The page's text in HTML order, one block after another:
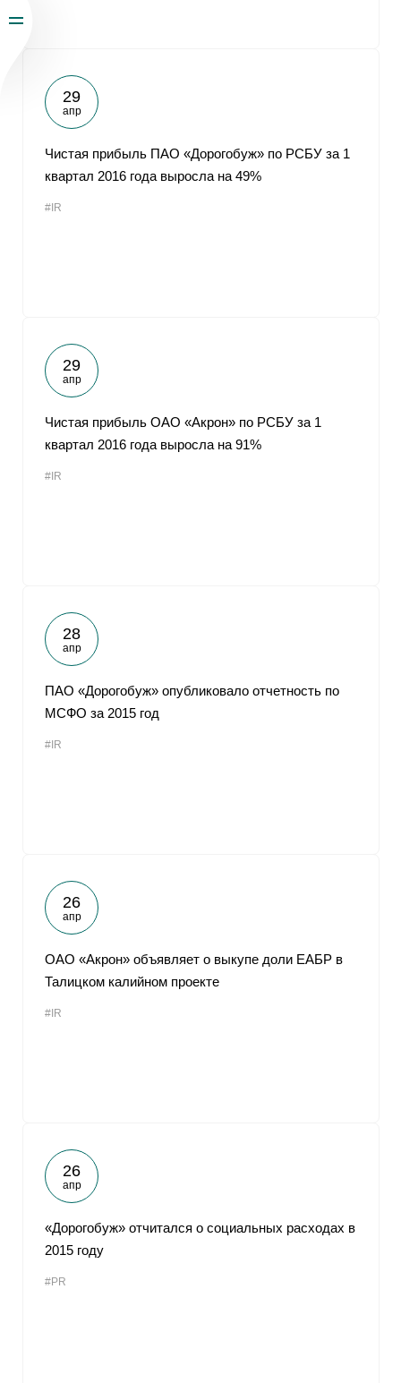
29
апр
Чистая прибыль ПАО «Дорогобуж» по РСБУ за 1
квартал 2016 года выросла на 49%
#IR
29
апр
Чистая прибыль ОАО «Акрон» по РСБУ за 1
квартал 2016 года выросла на 91%
#IR
28
апр
ПАО «Дорогобуж» опубликовало отчетность по
МСФО за 2015 год
#IR
26
апр
ОАО «Акрон» объявляет о выкупе доли ЕАБР в
Талицком калийном проекте
#IR
26
апр
«Дорогобуж» отчитался о социальных расходах в
2015 году
#PR